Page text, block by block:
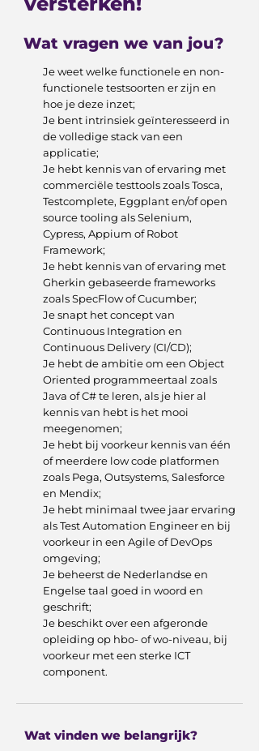
Wat vragen we van jou?
Je weet welke functionele en non-
functionele testsoorten er zijn en
hoe je deze inzet;
Je bent intrinsiek geïnteresseerd in
de volledige stack van een
applicatie;
Je hebt kennis van of ervaring met
commerciële testtools zoals Tosca,
Testcomplete, Eggplant en/of open
source tooling als Selenium,
Cypress, Appium of Robot
Framework;
Je hebt kennis van of ervaring met
Gherkin gebaseerde frameworks
zoals SpecFlow of Cucumber;
Je snapt het concept van
Continuous Integration en
Continuous Delivery (CI/CD);
Je hebt de ambitie om een Object
Oriented programmeertaal zoals
Java of C# te leren, als je hier al
kennis van hebt is het mooi
meegenomen;
Je hebt bij voorkeur kennis van één
of meerdere low code platformen
zoals Pega, Outsystems, Salesforce
en Mendix;
Je hebt minimaal twee jaar ervaring
als Test Automation Engineer en bij
voorkeur in een Agile of DevOps
omgeving;
Je beheerst de Nederlandse en
Engelse taal goed in woord en
geschrift;
Je beschikt over een afgeronde
opleiding op hbo- of wo-niveau, bij
voorkeur met een sterke ICT
component.
Wat vinden we belangrijk?